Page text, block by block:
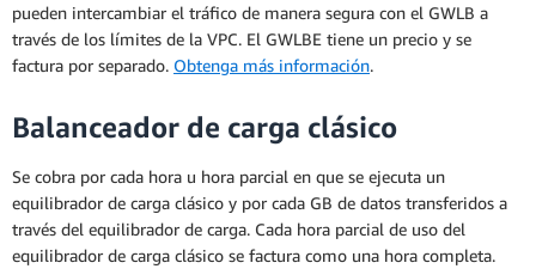
pueden intercambiar el tráfico de manera segura con el GWLB a
través de los límites de la VPC. El GWLBE tiene un precio y se
factura por separado. Obtenga más información.
Balanceador de carga clásico
Se cobra por cada hora u hora parcial en que se ejecuta un
equilibrador de carga clásico y por cada GB de datos transferidos a
través del equilibrador de carga. Cada hora parcial de uso del
equilibrador de carga clásico se factura como una hora completa.